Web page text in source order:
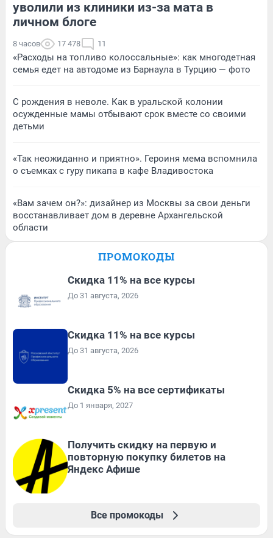
уволили из клиники из-за мата в
личном блоге
8 часов 17 478 11
«Расходы на топливо колоссальные»: как многодетная
семья едет на автодоме из Барнаула в Турцию — фото
С рождения в неволе. Как в уральской колонии
осужденные мамы отбывают срок вместе со своими
детьми
«Так неожиданно и приятно». Героиня мема вспомнила
о съемках с гуру пикапа в кафе Владивостока
«Вам зачем он?»: дизайнер из Москвы за свои деньги
восстанавливает дом в деревне Архангельской
области
ПРОМОКОДЫ
Скидка 11% на все курсы
До 31 августа, 2026
Скидка 11% на все курсы
До 31 августа, 2026
Скидка 5% на все сертификаты
До 1 января, 2027
Получить скидку на первую и
повторную покупку билетов на
Яндекс Афише
Все промокоды